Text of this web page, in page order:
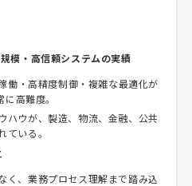
模・高信頼システムの実績
働・高精度制御・複雑な最適化が
高難度。
ハウが、製造、物流、金融、公共
ている。
く、業務プロセス理解まで踏み込